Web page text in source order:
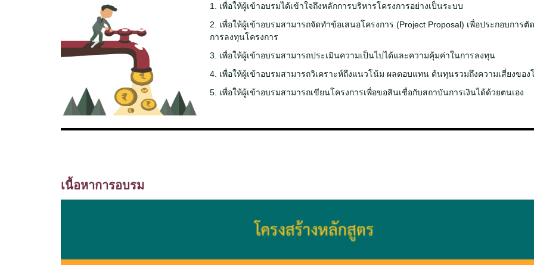
1. เพื่อให้ผู้เข้าอบรมได้เข้าใจถึงหลักการบริหารโครงการอย่างเป็นระบบ
2. เพื่อให้ผู้เข้าอบรมสามารถจัดทำข้อเสนอโครงการ (Project Proposal) เพื่อประกอบการตั
การลงทุนโครงการ
3. เพื่อให้ผู้เข้าอบรมสามารถประเมินความเป็นไปได้และความคุ้มค่าในการลงทุน
4. เพื่อให้ผู้เข้าอบรมสามารถวิเคราะห์ถึงแนวโน้ม ผลตอบแทน ต้นทุนรวมถึงความเสี่ยงของ
5. เพื่อให้ผู้เข้าอบรมสามารถเขียนโครงการเพื่อขอสินเชื่อกับสถาบันการเงินได้ด้วยตนเอง
เนื้อหาการอบรม